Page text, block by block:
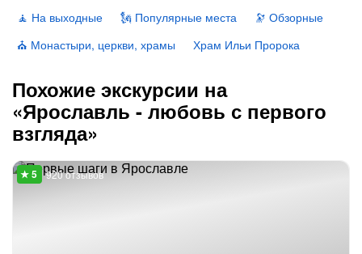
🧘 На выходные
🗽 Популярные места
🔭 Обзорные
⛪️ Монастыри, церкви, храмы
Храм Ильи Пророка
Похожие экскурсии на
«Ярославль - любовь с первого
взгляда»
920 отзывов